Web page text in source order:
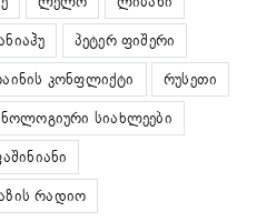
პეტერ ფიშერი
კონფლიქტი
რუსეთი
სიახლეები
რადიო